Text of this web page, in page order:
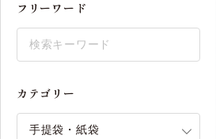
フリーワード
カテゴリー